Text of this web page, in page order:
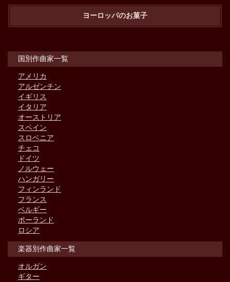
ヨーロッパのお菓子
国別作曲家一覧
アメリカ
アルゼンチン
イギリス
イタリア
オーストリア
スペイン
スロベニア
チェコ
ドイツ
ノルウェー
ハンガリー
フィンランド
フランス
ベルギー
ポーランド
ロシア
楽器別作曲家一覧
オルガン
ギター